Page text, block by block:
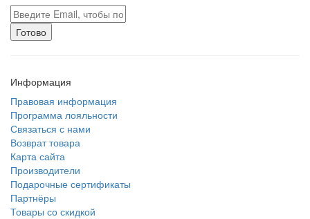
Готово
Информация
Правовая информация
Программа лояльности
Связаться с нами
Возврат товара
Карта сайта
Производители
Подарочные сертификаты
Партнёры
Товары со скидкой